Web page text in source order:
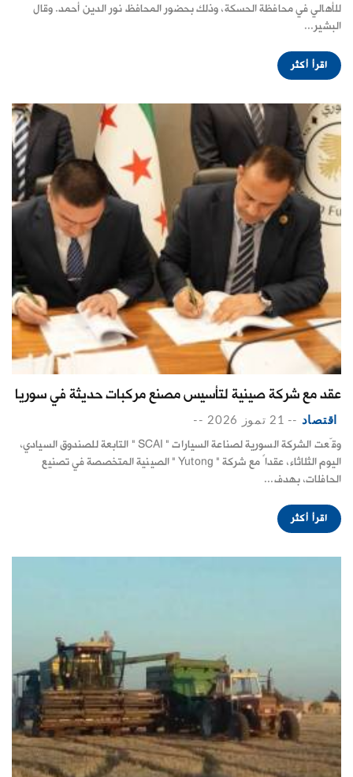
للأهالي في محافظة الحسكة، وذلك بحضور المحافظ نور الدين أحمد. وقال
البشير...
اقرأ أكثر
عقد مع شركة صينية لتأسيس مصنع مركبات حديثة في سوريا
اقتصاد -- 21 تموز 2026 --
وقّعت الشركة السورية لصناعة السيارات " SCAI " التابعة للصندوق السيادي،
اليوم الثلاثاء، عقداً مع شركة " Yutong " الصينية المتخصصة في تصنيع
الحافلات، بهدف...
اقرأ أكثر